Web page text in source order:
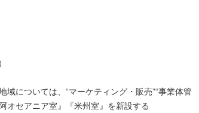
については、“マーケティング・販売”“事業体管
オセアニア室』『米州室』を新設する